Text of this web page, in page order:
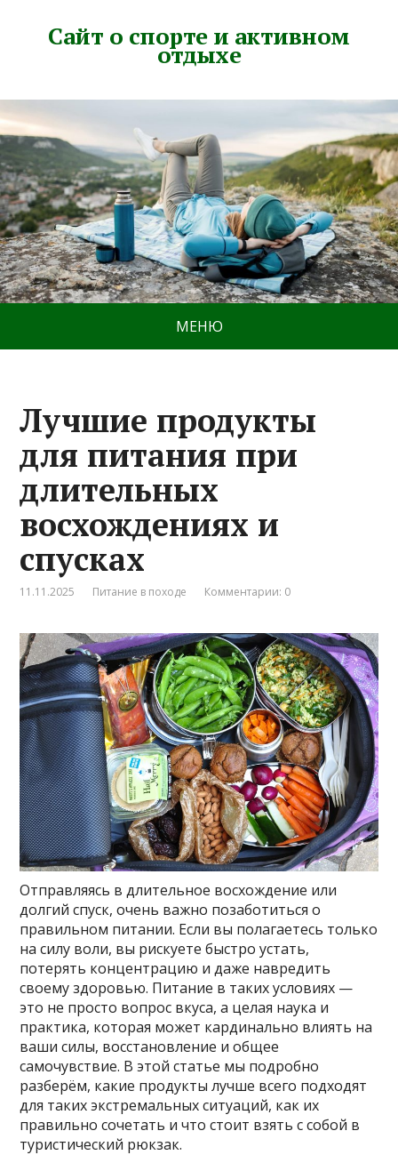
Сайт о спорте и активном
отдыхе
МЕНЮ
Лучшие продукты
для питания при
длительных
восхождениях и
спусках
11.11.2025 Питание в походе Комментарии: 0
Отправляясь в длительное восхождение или
долгий спуск, очень важно позаботиться о
правильном питании. Если вы полагаетесь только
на силу воли, вы рискуете быстро устать,
потерять концентрацию и даже навредить
своему здоровью. Питание в таких условиях —
это не просто вопрос вкуса, а целая наука и
практика, которая может кардинально влиять на
ваши силы, восстановление и общее
самочувствие. В этой статье мы подробно
разберём, какие продукты лучше всего подходят
для таких экстремальных ситуаций, как их
правильно сочетать и что стоит взять с собой в
туристический рюкзак.